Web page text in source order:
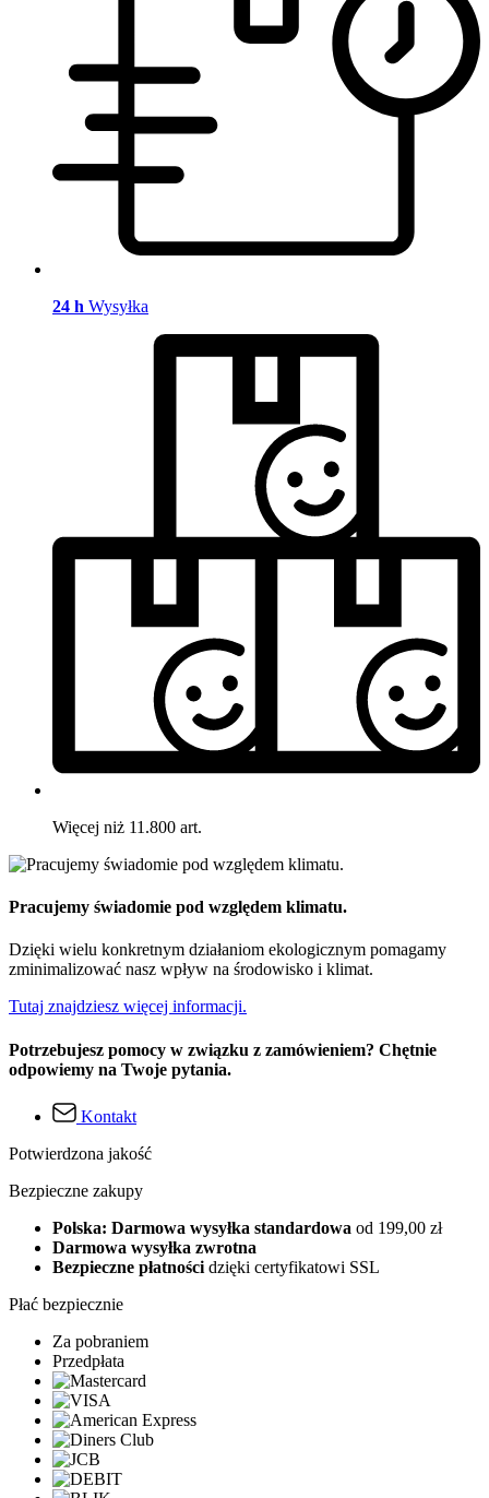
24 h Wysyłka
Więcej niż 11.800 art.
Pracujemy świadomie pod względem klimatu.
Dzięki wielu konkretnym działaniom ekologicznym pomagamy
zminimalizować nasz wpływ na środowisko i klimat.
Tutaj znajdziesz więcej informacji.
Potrzebujesz pomocy w związku z zamówieniem? Chętnie
odpowiemy na Twoje pytania.
Kontakt
Potwierdzona jakość
Bezpieczne zakupy
Polska: Darmowa wysyłka standardowa od 199,00 zł
Darmowa wysyłka zwrotna
Bezpieczne płatności dzięki certyfikatowi SSL
Płać bezpiecznie
Za pobraniem
Przedpłata